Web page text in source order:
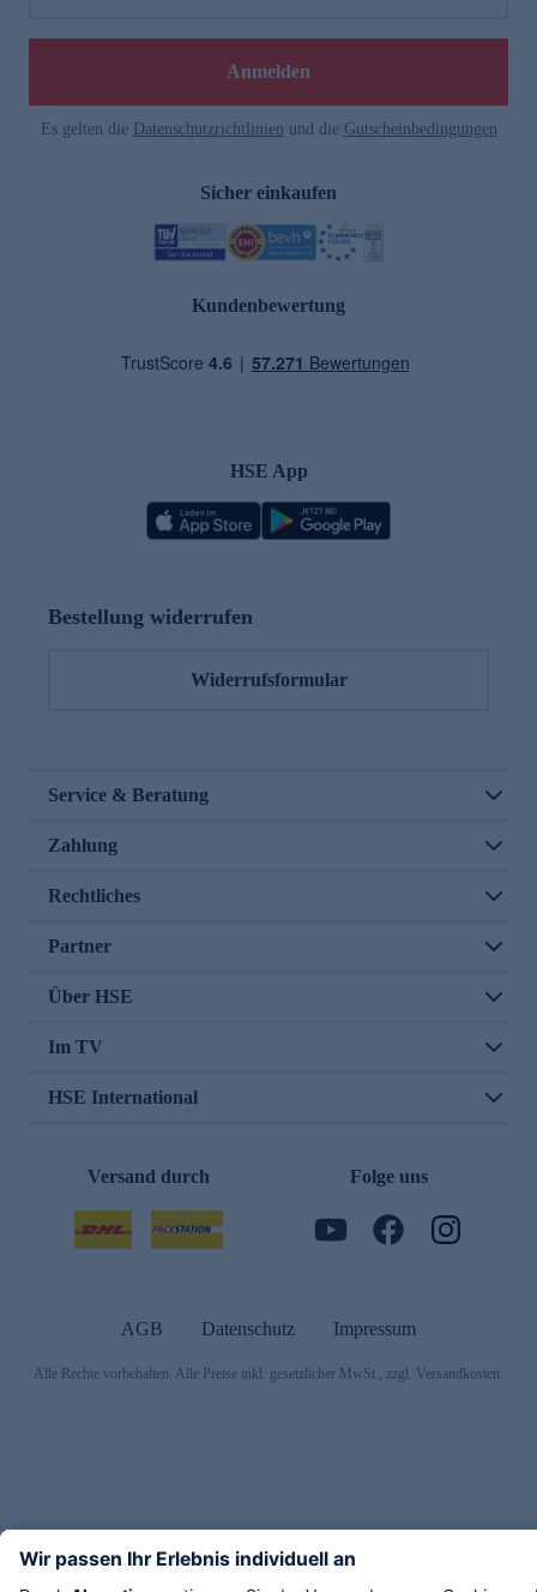
Anmelden
Es gelten die Datenschutzrichtlinien und die Gutscheinbedingungen
Sicher einkaufen
Kundenbewertung
HSE App
Bestellung widerrufen
Widerrufsformular
Service & Beratung
Zahlung
Rechtliches
Partner
Über HSE
Im TV
HSE International
Versand durch Folge uns
AGB Datenschutz Impressum
Alle Rechte vorbehalten. Alle Preise inkl. gesetzlicher MwSt., zzgl. Versandkosten.